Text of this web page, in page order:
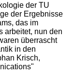
der TU
der Ergebnisse
das im
arbeitet, nun den
überrascht
in den
Krisch,